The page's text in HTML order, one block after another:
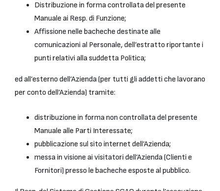
Distribuzione in forma controllata del presente
Manuale ai Resp. di Funzione;
Affissione nelle bacheche destinate alle
comunicazioni al Personale, dell’estratto riportante i
punti relativi alla suddetta Politica;
ed all’esterno dell’Azienda (per tutti gli addetti che lavorano
per conto dell’Azienda) tramite:
distribuzione in forma non controllata del presente
Manuale alle Parti Interessate;
pubblicazione sul sito internet dell’Azienda;
messa in visione ai visitatori dell’Azienda (Clienti e
Fornitori) presso le bacheche esposte al pubblico.